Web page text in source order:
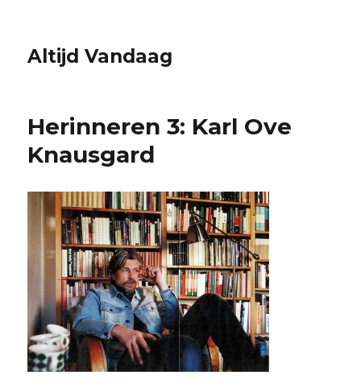
Altijd Vandaag
Herinneren 3: Karl Ove
Knausgard